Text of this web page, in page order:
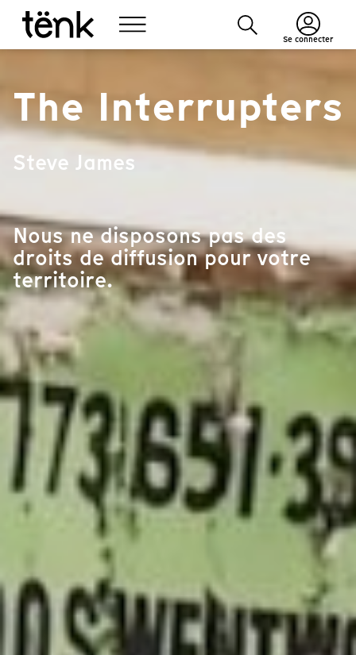
Se connecter
The Interrupters
Steve James
Nous ne disposons pas des
droits de diffusion pour votre
territoire.